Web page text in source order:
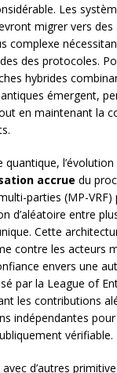
Les
migrer vers
complexe
des protocoles.
hybrides
émergent,
en maintenant la
l’évolution
accrue du
parties (MP-
d’aléatoire entre
Cette
contre les acteurs
envers une
par la League of
les contributions
indépendantes
vérifiable.
avec d’autres